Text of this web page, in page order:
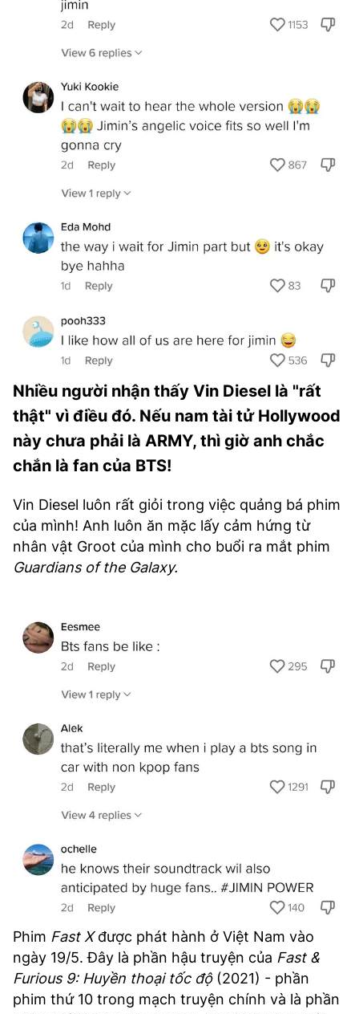
Nhiều người nhận thấy Vin Diesel là "rất
thật" vì điều đó. Nếu nam tài tử Hollywood
này chưa phải là ARMY, thì giờ anh chắc
chắn là fan của BTS!
Vin Diesel luôn rất giỏi trong việc quảng bá phim
của mình! Anh luôn ăn mặc lấy cảm hứng từ
nhân vật Groot của mình cho buổi ra mắt phim
Guardians of the Galaxy.
Phim Fast Xđược phát hành ở Việt Nam vào
ngày 19/5. Đây là phần hậu truyện của Fast &
Furious 9: Huyền thoại tốc độ(2021) - phần
phim thứ 10 trong mạch truyện chính và là phần